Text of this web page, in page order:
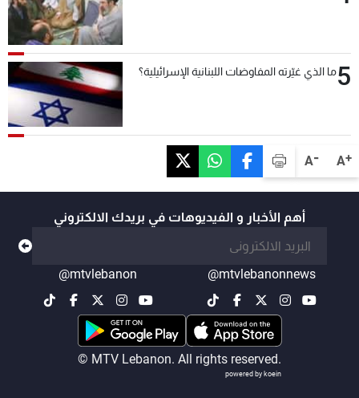
A+
A-
5ما الذي غيّرته المفاوضات اللبنانية الإسرائيلية؟
أهم الأخبار و الفيديوهات في بريدك الالكتروني
@mtvlebanonnews
@mtvlebanon
© MTV Lebanon. All rights reserved.
powered by koein